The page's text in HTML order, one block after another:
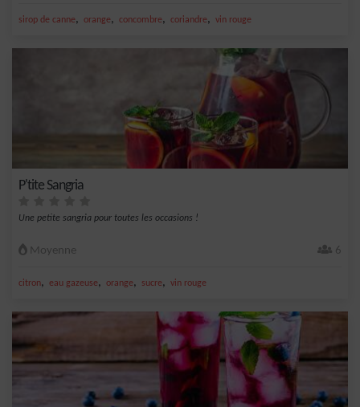
sirop de canne, orange, concombre, coriandre, vin rouge
P'tite Sangria
Une petite sangria pour toutes les occasions !
Moyenne 6
citron, eau gazeuse, orange, sucre, vin rouge